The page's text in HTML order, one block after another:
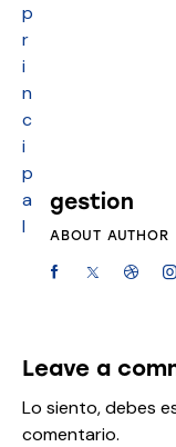
p
r
i
n
c
i
p
a
l
gestion
ABOUT AUTHOR
Leave a
Lo siento, debes
comentario.